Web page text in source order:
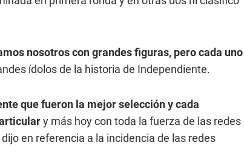
nosotros con grandes figuras, pero cada uno
ídolos de la historia de Independiente.
que fueron la mejor selección y cada
y más hoy con toda la fuerza de las redes
en referencia a la incidencia de las redes